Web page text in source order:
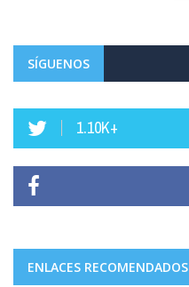
SÍGUENOS
1.10K+
ENLACES RECOMENDADOS